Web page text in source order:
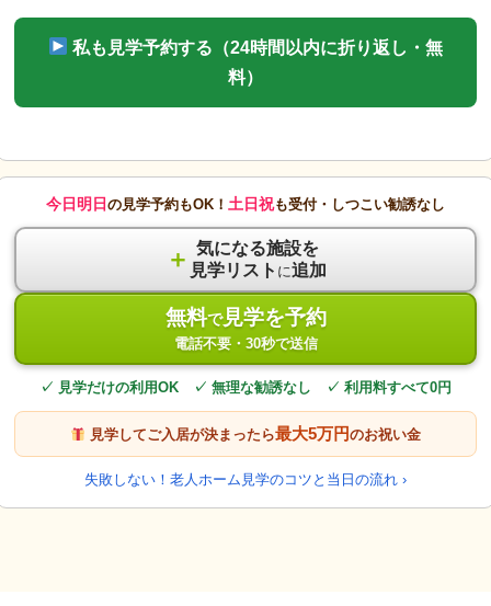
私も見学予約する（24時間以内に折り返し・無
料）
今日明日 の見学予約もOK！ 土日祝も受付・しつこい勧誘なし
＋ 気になる施設を
見学リスト に追加
無料で見学を予約
電話不要・30秒で送信
✓ 見学だけの利用OK ✓ 無理な勧誘なし ✓ 利用料すべて0円
見学してご入居が決まったら最大5万円のお祝い金
失敗しない！老人ホーム見学のコツと当日の流れ ›